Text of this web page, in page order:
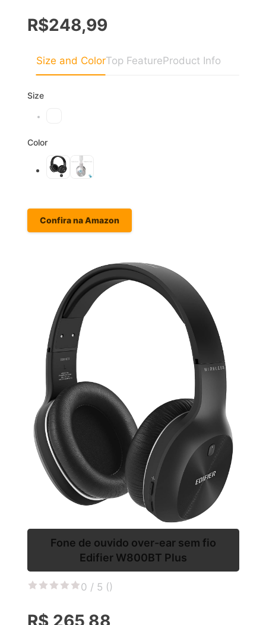
R$248,99
Size and ColorTop FeatureProduct Info
Size
Color
Confira na Amazon
Fone de ouvido over-ear sem fio
Edifier W800BT Plus
0 / 5 ()
R$ 265,88